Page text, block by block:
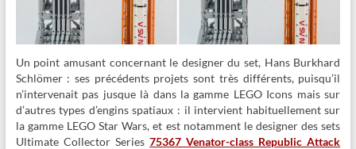
Un point amusant concernant le designer du set, Hans Burkhard
Schlömer : ses précédents projets sont très différents, puisqu’il
n’intervenait pas jusque là dans la gamme LEGO Icons mais sur
d’autres types d’engins spatiaux : il intervient habituellement sur
la gamme LEGO Star Wars, et est notamment le designer des sets
Ultimate Collector Series 75367 Venator-class Republic Attack